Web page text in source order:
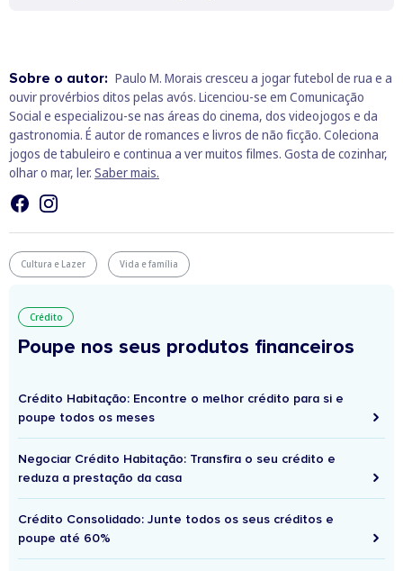
Sobre o autor: Paulo M. Morais cresceu a jogar futebol de rua e a
ouvir provérbios ditos pelas avós. Licenciou-se em Comunicação
Social e especializou-se nas áreas do cinema, dos videojogos e da
gastronomia. É autor de romances e livros de não ficção. Coleciona
jogos de tabuleiro e continua a ver muitos filmes. Gosta de cozinhar,
olhar o mar, ler. Saber mais.
Cultura e Lazer Vida e família
Crédito
Poupe nos seus produtos financeiros
Crédito Habitação: Encontre o melhor crédito para si e
poupe todos os meses
Negociar Crédito Habitação: Transfira o seu crédito e
reduza a prestação da casa
Crédito Consolidado: Junte todos os seus créditos e
poupe até 60%